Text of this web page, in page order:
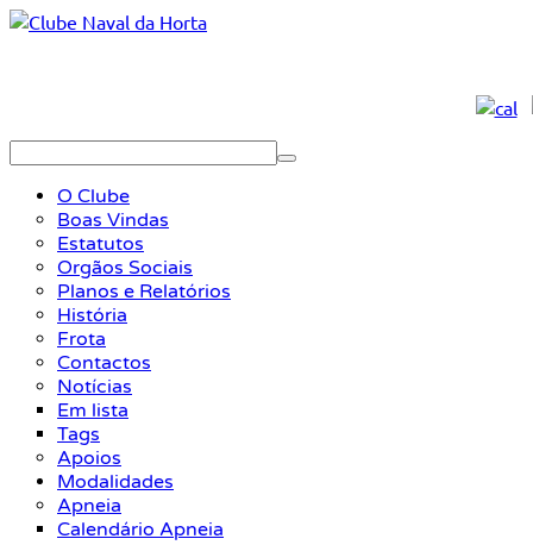
O Clube
Boas Vindas
Estatutos
Orgãos Sociais
Planos e Relatórios
História
Frota
Contactos
Notícias
Em lista
Tags
Apoios
Modalidades
Apneia
Calendário Apneia